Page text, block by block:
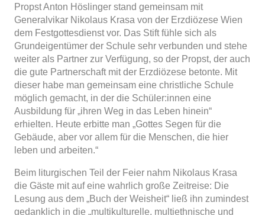
Propst Anton Höslinger stand gemeinsam mit
Generalvikar Nikolaus Krasa von der Erzdiözese Wien
dem Festgottesdienst vor. Das Stift fühle sich als
Grundeigentümer der Schule sehr verbunden und stehe
weiter als Partner zur Verfügung, so der Propst, der auch
die gute Partnerschaft mit der Erzdiözese betonte. Mit
dieser habe man gemeinsam eine christliche Schule
möglich gemacht, in der die Schüler:innen eine
Ausbildung für „ihren Weg in das Leben hinein“
erhielten. Heute erbitte man „Gottes Segen für die
Gebäude, aber vor allem für die Menschen, die hier
leben und arbeiten.“
Beim liturgischen Teil der Feier nahm Nikolaus Krasa
die Gäste mit auf eine wahrlich große Zeitreise: Die
Lesung aus dem „Buch der Weisheit“ ließ ihn zumindest
gedanklich in die „multikulturelle, multiethnische und